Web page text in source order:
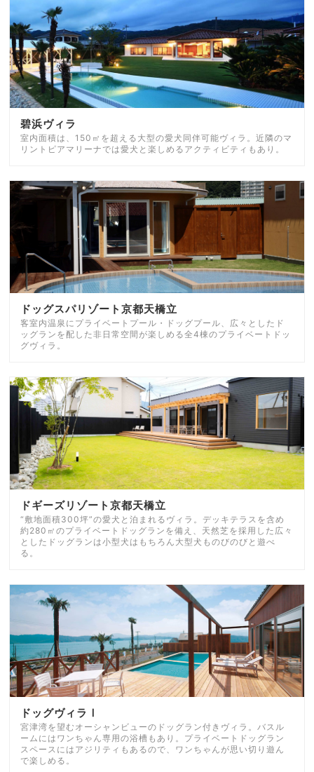
碧浜ヴィラ
室内面積は、150㎡を超える大型の愛犬同伴可能ヴィラ。近隣のマ
リントピアマリーナでは愛犬と楽しめるアクティビティもあり。
ドッグスパリゾート京都天橋立
客室内温泉にプライベートプール・ドッグプール、広々としたド
ッグランを配した非日常空間が楽しめる全4棟のプライベートドッ
グヴィラ。
ドギーズリゾート京都天橋立
“敷地面積300坪”の愛犬と泊まれるヴィラ。デッキテラスを含め
約280㎡のプライベートドッグランを備え、天然芝を採用した広々
としたドッグランは小型犬はもちろん大型犬ものびのびと遊べ
る。
ドッグヴィラⅠ
宮津湾を望むオーシャンビューのドッグラン付きヴィラ。バスル
ームにはワンちゃん専用の浴槽もあり。プライベートドッグラン
スペースにはアジリティもあるので、ワンちゃんが思い切り遊ん
で楽しめる。